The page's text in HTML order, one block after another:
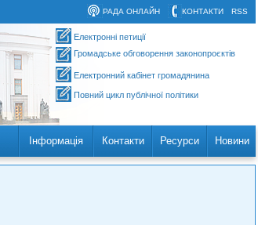
RSS
КОНТАКТИ
РАДА ОНЛАЙН
Електронні петиції
Громадське обговорення законопроєктів
Електронний кабінет громадянина
Повний цикл публічної політики
Інформація Контакти Ресурси Новини